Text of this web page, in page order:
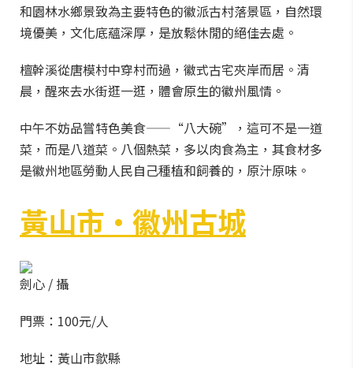
和園林水鄉景致為主要特色的徽派古村落景區，自然環
境優美，文化底蘊深厚，是放鬆休閒的絕佳去處。
檀幹溪從唐模村中穿村而過，徽式古宅夾岸而居。清
晨，醒來去水街逛一逛，體會原生的徽州風情。
中午不妨品嘗特色美食——“八大碗”，這可不是一道
菜，而是八道菜。八個熱菜，多以肉食為主，其食材多
是徽州地區勞動人民自己種植和飼養的，原汁原味。
黃山市·徽州古城
劍心 / 攝
門票：100元/人
地址：黃山市歙縣